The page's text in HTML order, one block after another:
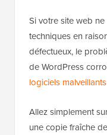
Si votre site web
techniques en
défectueux, le
de WordPress
logiciels malveillants
Allez simplement
une copie fraîche